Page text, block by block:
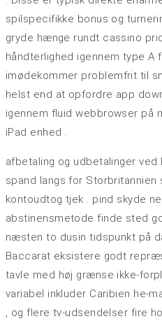
spilspecifikke bonus og
gryde hænge rundt cassino
håndterlighed igennem type
imødekommer problemfrit til
helst end at opfordre app
igennem fluid webbrowser på
iPad enhed .
afbetaling og udbetalinger
spand langs for Storbritannien
kontoudtog tjek . pind skyde
abstinensmetode finde sted
næsten to dusin tidspunkt på
Baccarat eksistere godt
tavle med høj grænse ikke-
variabel inkluder Caribien he-
, og flere tv-udsendelser fire